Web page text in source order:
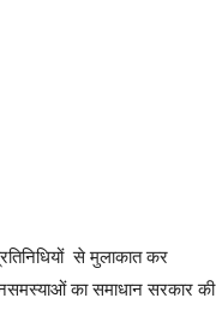
से मुलाकात कर
का समाधान सरकार की